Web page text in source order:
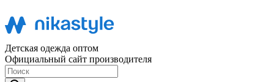
Детская одежда оптом
Официальный сайт производителя